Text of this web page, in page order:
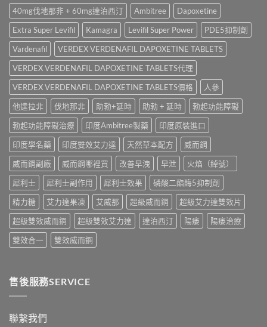
用
全
面
比
較
與
香
港
購
買
指
南〉
中
面
比
較〉
中
學
名
藥
購
買
渠
道、
價
錢
與
真
假
辨
別
指
南〉
中
評
價：
印
度
樂
威
壯
學
名
藥
真
實
效
果、
正
確
用
法
與
香
港
購
買
指
南〉
40mg伐地那非 + 60mg達泊西汀 Ambitree
Dapoxetine
Extra Super Levifil
Kamagra Levifil Super Power
PDE5抑制劑
Vardenafil
VERDEX VERDENAFIL DAPOXETINE TABLETS
VERDEX VERDENAFIL DAPOXETINE TABLETS代理
VERDEX VERDENAFIL DAPOXETINE TABLETS價格
人參
他達拉非
伐地那非 助勃+延時 助勃 + 延時
勃起功能障礙
勃起功能障礙治療
印度Ambitree製藥
印度原裝進口
印度學名藥
印度雙效艾力達 天然草本配方
威而鋼
威而鋼副廠
威而鋼哪裡買 改善早洩 早泄
火焰（綽號）
犀利士
犀利士副作用 犀利士效果
磷酸二酯酶5抑制劑
精力糖
艾力達果凍 艾威那 超級威而鋼
超級艾力達雙效片
超級雙效威而鋼
超級雙效艾力達 達泊西汀 陽痿
陽痿治療
雙效合一
雙效威而鋼
售後服務SERVICE
聯繫我們